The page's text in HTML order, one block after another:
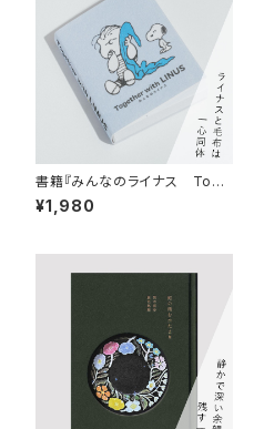
書籍『みんなのライナス Toge
ther with LINUS』（スヌーピー
ミュージアム図録）
¥1,980